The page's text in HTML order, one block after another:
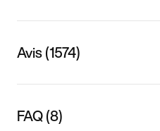
Avis (1574)
FAQ (8)